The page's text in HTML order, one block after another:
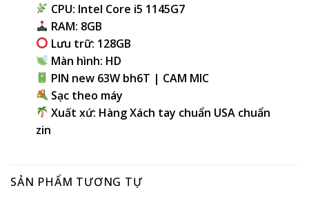
CPU: Intel Core i5 1145G7
RAM: 8GB
Lưu trữ: 128GB
Màn hình: HD
PIN new 63W bh6T | CAM MIC
Sạc theo máy
Xuất xứ: Hàng Xách tay chuẩn USA chuẩn
zin
SẢN PHẨM TƯƠNG TỰ